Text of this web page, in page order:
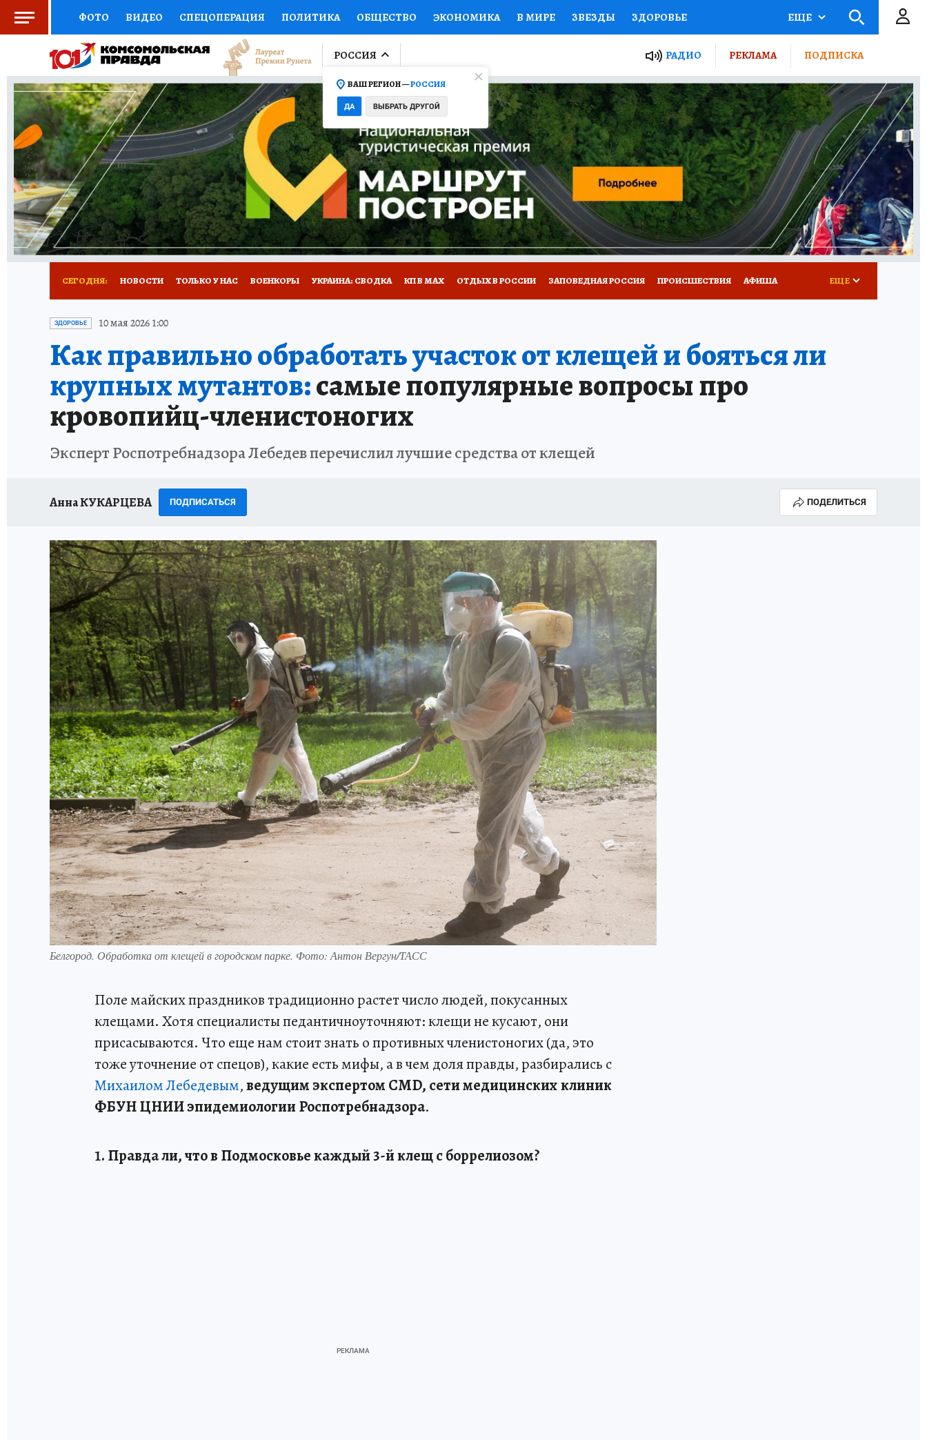
ФОТО ВИДЕО СПЕЦОПЕРАЦИЯ ПОЛИТИКА ОБЩЕСТВО ЭКОНОМИКА В МИРЕ ЗВЕЗДЫ ЗДОРОВЬЕ
СОЦПОДДЕРЖКА НАУКА СПОРТ КОЛУМНИСТЫ ПРОИСШЕСТВИЯ НАЦИОНАЛЬНЫЕ ПРОЕКТЫ РОССИИ
ВЫБОР ЭКСПЕРТОВ ДОКТОР ФИНАНСЫ ОТКРЫВАЕМ МИР Я ЗНАЮ СЕМЬЯ ЖЕНСКИЕ СЕКРЕТЫ ПУТЕВОДИТЕЛЬ
КНИЖНАЯ ПОЛКА ПРОГНОЗЫ НА СПОРТ ПРОМОКОДЫ СЕРИАЛЫ СПЕЦПРОЕКТЫ ДЕФИЦИТ ЖЕЛЕЗА ТУРИЗМ
ПРЕСС-ЦЕНТР НЕДВИЖИМОСТЬ ТЕЛЕВИЗОР КОЛЛЕКЦИИ КОНКУРСЫ РАБОТА У НАС ГИД ПОТРЕБИТЕЛЯ ВСЕ О КП
РАДИО КП РЕКЛАМА ТЕСТЫ НОВОЕ НА САЙТЕ
ЕЩЕ
РОССИЯ
ВАШ РЕГИОН —РОССИЯ
ДА ВЫБРАТЬ ДРУГОЙ
РАДИО РЕКЛАМА ПОДПИСКА
СЕГОДНЯ: НОВОСТИ ТОЛЬКО У НАС ВОЕНКОРЫ УКРАИНА: СВОДКА КП В МАХ ОТДЫХ В РОССИИ ЗАПОВЕДНАЯ РОССИЯ ПРОИСШЕСТВИЯ АФИША
ИСПЫТАНО НА СЕБЕ
ЕЩЕ
ЗДОРОВЬЕ 10 мая 2026 1:00
Как правильно обработать участок от клещей и бояться ли
крупных мутантов:самые популярные вопросы про
кровопийц-членистоногих
Эксперт Роспотребнадзора Лебедев перечислил лучшие средства от клещей
Анна КУКАРЦЕВА ПОДПИСАТЬСЯ ПОДЕЛИТЬСЯ
Белгород. Обработка от клещей в городском парке. Фото: Антон Вергун/ТАСС
Поле майских праздников традиционно растет число людей, покусанных
клещами. Хотя специалисты педантичноуточняют: клещи не кусают, они
присасываются. Что еще нам стоит знать о противных членистоногих (да, это
тоже уточнение от спецов), какие есть мифы, а в чем доля правды, разбирались с
Михаилом Лебедевым,ведущим экспертом CMD, сети медицинских клиник
ФБУН ЦНИИ эпидемиологии Роспотребнадзора.
1. Правда ли, что в Подмосковье каждый 3-й клещ с боррелиозом?